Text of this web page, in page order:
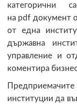
категорични
на pdf документ
от една
държавна
управление и
коментира
институции да